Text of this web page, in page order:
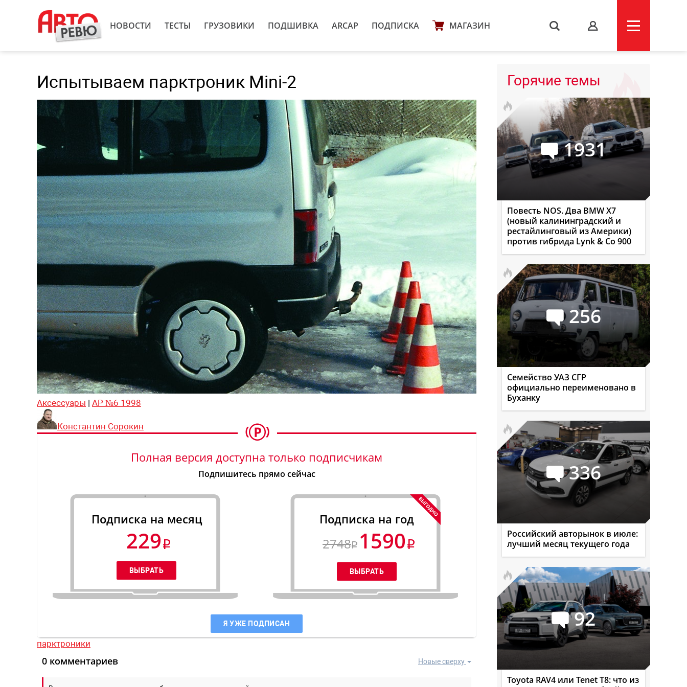
НОВОСТИ ТЕСТЫ ГРУЗОВИКИ ПОДШИВКА ARCAP ПОДПИСКА МАГАЗИН s
Испытываем парктроник Mini-2
Аксессуары | АР №6 1998
Константин Сорокин
Полная версия доступна только подписчикам
Подпишитесь прямо сейчас
Подписка на месяц
229
Подписка на год
2748 1590
Я УЖЕ ПОДПИСАН
парктроники
Новые сверху
0 комментариев
Горячие темы
1931
Повесть NOS. Два BMW X7
(новый калининградский и
рестайлинговый из Америки)
против гибрида Lynk & Co 900
256
Семейство УАЗ СГР
официально переименовано в
Буханку
336
Российский авторынок в июле:
лучший месяц текущего года
92
Toyota RAV4 или Tenet T8: что из